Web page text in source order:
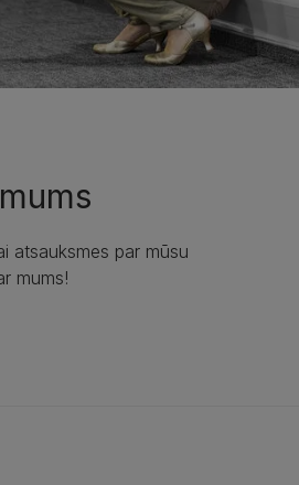
atsauksmes par mūsu
mums!